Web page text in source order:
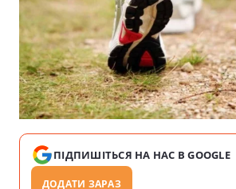
ПІДПИШІТЬСЯ НА НАС В GOOGLE
ДОДАТИ ЗАРАЗ